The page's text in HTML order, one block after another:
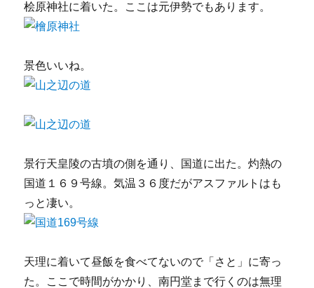
桧原神社に着いた。ここは元伊勢でもあります。
景色いいね。
景行天皇陵の古墳の側を通り、国道に出た。灼熱の
国道１６９号線。気温３６度だがアスファルトはも
っと凄い。
天理に着いて昼飯を食べてないので「さと」に寄っ
た。ここで時間がかかり、南円堂まで行くのは無理